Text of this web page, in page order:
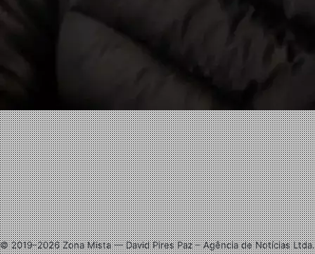
Facebook
X
Linkedin
Instagram
© 2019–2026 Zona Mista — David Pires Paz – Agência de Notícias Ltda.